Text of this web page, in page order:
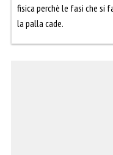
fisica perchè le fasi che si
la palla cade.